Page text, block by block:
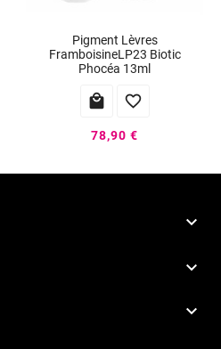
Pigment Lèvres
FramboisineLP23 Biotic
Phocéa 13ml
 
78,90 €


